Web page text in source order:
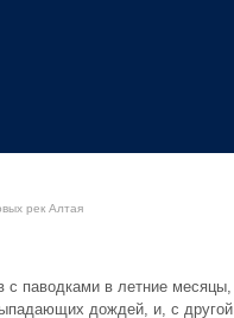
рек Алтая
с паводками в летние месяцы,
дождей, и, с другой